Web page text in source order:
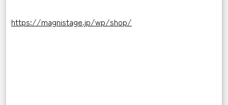
https://magnistage.jp/wp/shop/